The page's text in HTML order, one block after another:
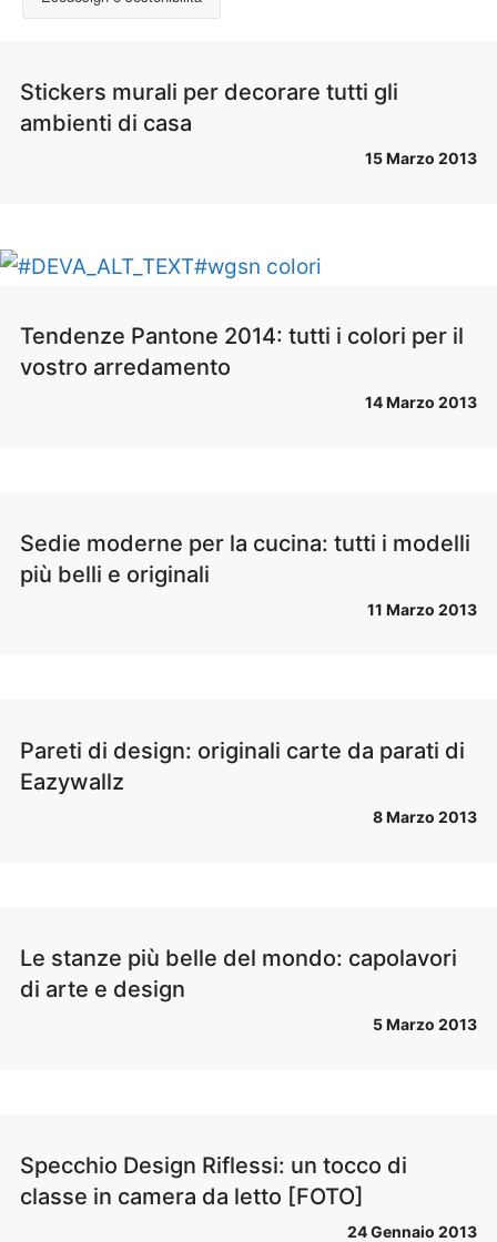
Stickers murali per decorare tutti gli
ambienti di casa
15 Marzo 2013
Tendenze Pantone 2014: tutti i colori per il
vostro arredamento
14 Marzo 2013
Sedie moderne per la cucina: tutti i modelli
più belli e originali
11 Marzo 2013
Pareti di design: originali carte da parati di
Eazywallz
8 Marzo 2013
Le stanze più belle del mondo: capolavori
di arte e design
5 Marzo 2013
Specchio Design Riflessi: un tocco di
classe in camera da letto [FOTO]
24 Gennaio 2013